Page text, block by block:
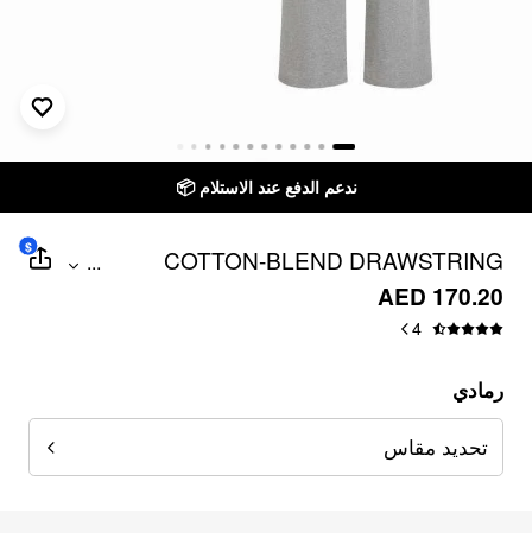
ندعم الدفع عند الاستلام 📦
COTTON-BLEND DRAWSTRING
BANDEAU TOP & HIGH RISE WIDE LEG
TROUSERS SET
...
AED 170.20
4
$
رمادي
تحديد مقاس